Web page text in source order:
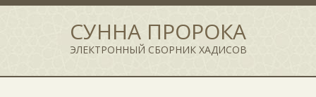
СУННА ПРОРОКА
ЭЛЕКТРОННЫЙ СБОРНИК ХАДИСОВ